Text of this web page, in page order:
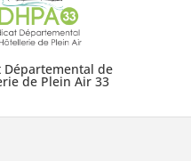
Départemental de
de Plein Air 33